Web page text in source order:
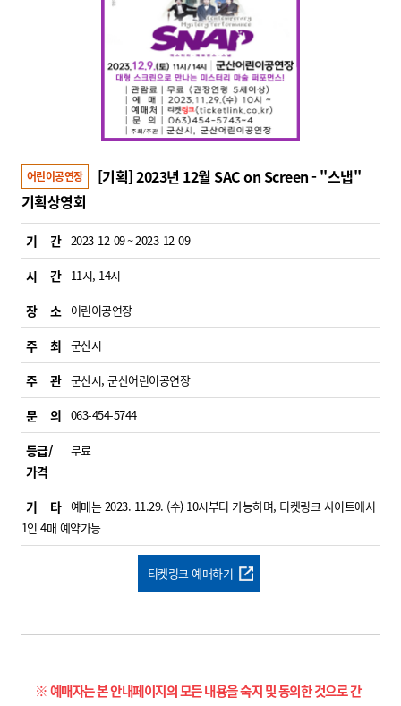
어린이공연장
[기획] 2023년 12월 SAC on Screen - "스냅"
기획상영회
기 간 2023-12-09 ~ 2023-12-09
시 간 11시, 14시
장 소 어린이공연장
주 최 군산시
주 관 군산시, 군산어린이공연장
문 의 063-454-5744
등급/
가격
무료
기 타 예매는 2023. 11.29. (수) 10시부터 가능하며, 티켓링크 사이트에서
1인 4매 예약가능
티켓링크 예매하기
※ 예매자는 본 안내페이지의 모든 내용을 숙지 및 동의한 것으로 간